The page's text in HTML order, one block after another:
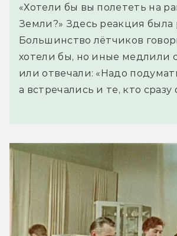
«Хотели бы вы полететь на
Земли?» Здесь реакция была
Большинство лётчиков
хотели бы, но иные медлили
или отвечали: «Надо
а встречались и те, кто сразу